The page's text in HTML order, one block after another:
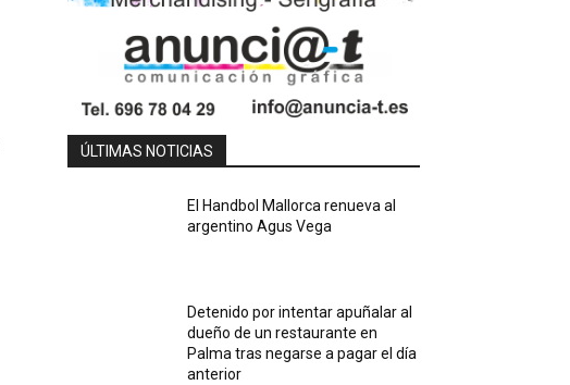
ÚLTIMAS NOTICIAS
El Handbol Mallorca renueva al
argentino Agus Vega
Detenido por intentar apuñalar al
dueño de un restaurante en
Palma tras negarse a pagar el día
anterior